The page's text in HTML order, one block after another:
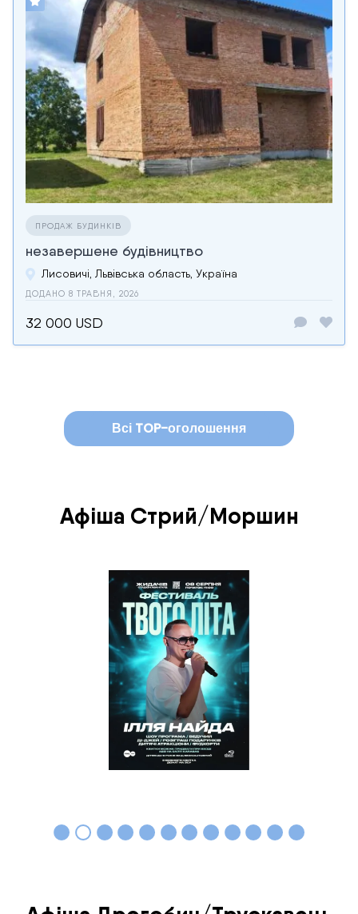
ПРОДАЖ БУДИНКІВ
незавершене будівництво
Лисовичі, Львівська область, Україна
ДОДАНО 8 ТРАВНЯ, 2026
32 000 USD
Всі TOP-оголошення
Афіша Стрий/Моршин